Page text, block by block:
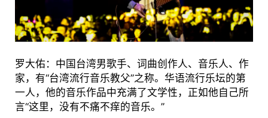
罗大佑：中国台湾男歌手、词曲创作人、音乐人、作
家，有“台湾流行音乐教父”之称。华语流行乐坛的第
一人，他的音乐作品中充满了文学性，正如他自己所
言“这里，没有不痛不痒的音乐。”